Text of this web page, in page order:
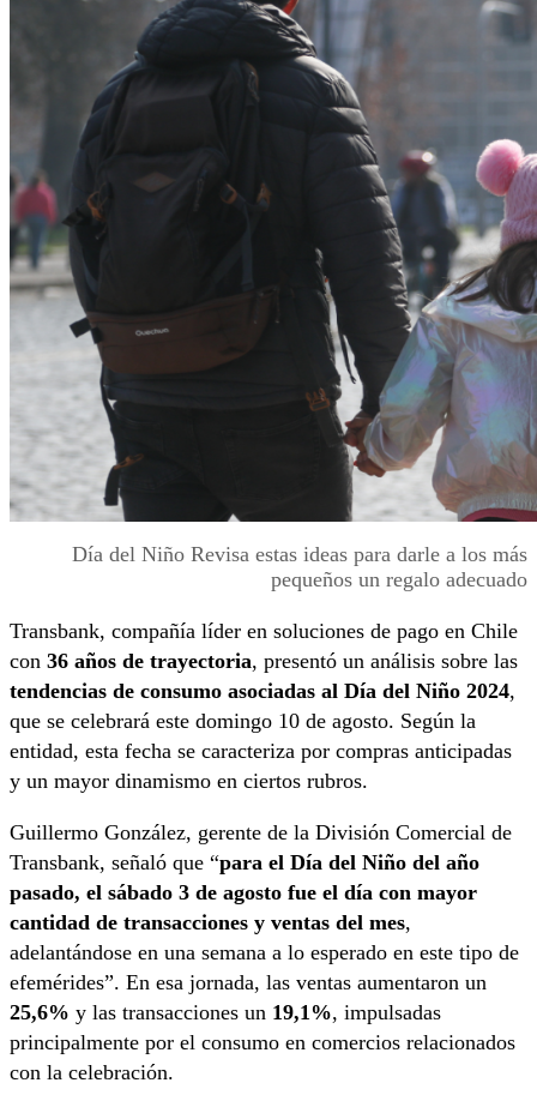
Día del Niño Revisa estas ideas para darle a los más
pequeños un regalo adecuado
Transbank, compañía líder en soluciones de pago en Chile
con 36 años de trayectoria, presentó un análisis sobre las
tendencias de consumo asociadas al Día del Niño 2024,
que se celebrará este domingo 10 de agosto. Según la
entidad, esta fecha se caracteriza por compras anticipadas
y un mayor dinamismo en ciertos rubros.
Guillermo González, gerente de la División Comercial de
Transbank, señaló que “para el Día del Niño del año
pasado, el sábado 3 de agosto fue el día con mayor
cantidad de transacciones y ventas del mes,
adelantándose en una semana a lo esperado en este tipo de
efemérides”. En esa jornada, las ventas aumentaron un
25,6% y las transacciones un 19,1%, impulsadas
principalmente por el consumo en comercios relacionados
con la celebración.